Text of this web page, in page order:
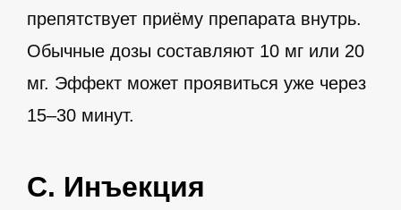
препятствует приёму препарата внутрь.
Обычные дозы составляют 10 мг или 20
мг. Эффект может проявиться уже через
15–30 минут.
C. Инъекция